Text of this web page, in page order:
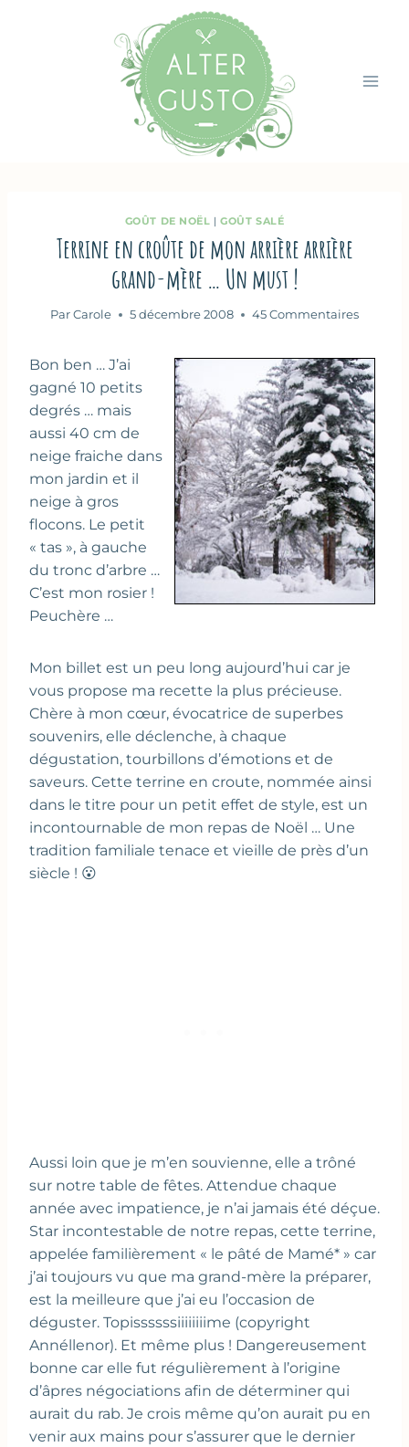
GOÛT DE NOËL |GOÛT SALÉ
Terrine en croûte de mon arrière arrière
grand-mère … Un must !
Par Carole 5 décembre 2008 45 Commentaires
Bon ben … J’ai
gagné 10 petits
degrés … mais
aussi 40 cm de
neige fraiche dans
mon jardin et il
neige à gros
flocons. Le petit
« tas », à gauche
du tronc d’arbre …
C’est mon rosier !
Peuchère …
Mon billet est un peu long aujourd’hui car je
vous propose ma recette la plus précieuse.
Chère à mon cœur, évocatrice de superbes
souvenirs, elle déclenche, à chaque
dégustation, tourbillons d’émotions et de
saveurs. Cette terrine en croute, nommée ainsi
dans le titre pour un petit effet de style, est un
incontournable de mon repas de Noël … Une
tradition familiale tenace et vieille de près d’un
siècle ! 😮
Aussi loin que je m’en souvienne, elle a trôné
sur notre table de fêtes. Attendue chaque
année avec impatience, je n’ai jamais été déçue.
Star incontestable de notre repas, cette terrine,
appelée familièrement « le pâté de Mamé* » car
j’ai toujours vu que ma grand-mère la préparer,
est la meilleure que j’ai eu l’occasion de
déguster. Topissssssiiiiiiiime (copyright
Annéllenor). Et même plus ! Dangereusement
bonne car elle fut régulièrement à l’origine
d’âpres négociations afin de déterminer qui
aurait du rab. Je crois même qu’on aurait pu en
venir aux mains pour s’assurer que le dernier